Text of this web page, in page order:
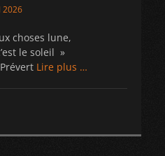
2026
choses lune,
le soleil »
Lire plus …